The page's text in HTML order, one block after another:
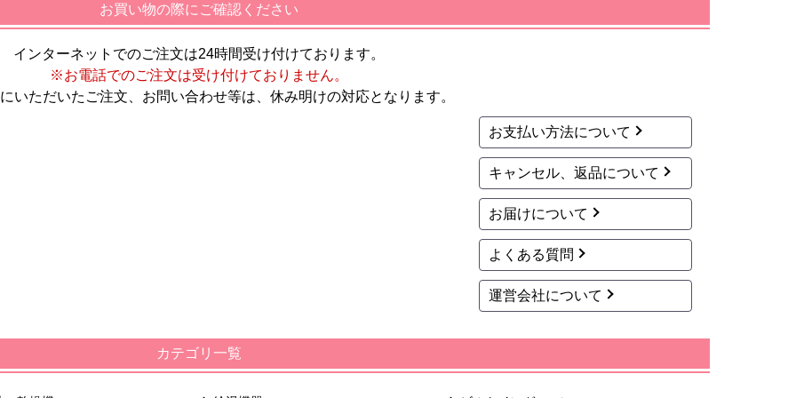
お買い物の際にご確認ください
インターネットでのご注文は24時間受け付けております。
※お電話でのご注文は受け付けておりません。
いただいたご注文、お問い合わせ等は、休み明けの対応となります。
お支払い方法について
キャンセル、返品について
お届けについて
よくある質問
運営会社について
カテゴリ一覧